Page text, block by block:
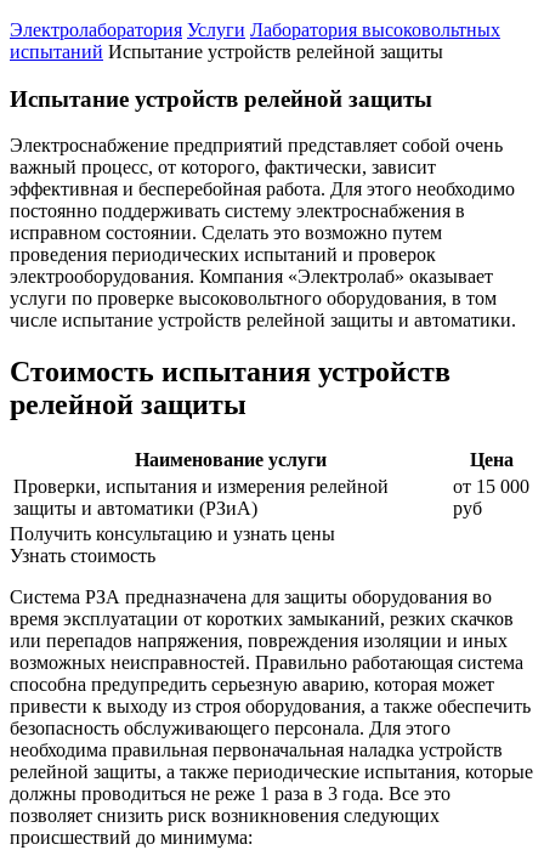
Электролаборатория Услуги Лаборатория высоковольтных
испытаний Испытание устройств релейной защиты
Испытание устройств релейной защиты
Электроснабжение предприятий представляет собой очень
важный процесс, от которого, фактически, зависит
эффективная и бесперебойная работа. Для этого необходимо
постоянно поддерживать систему электроснабжения в
исправном состоянии. Сделать это возможно путем
проведения периодических испытаний и проверок
электрооборудования. Компания «Электролаб» оказывает
услуги по проверке высоковольтного оборудования, в том
числе испытание устройств релейной защиты и автоматики.
Стоимость испытания устройств
релейной защиты
Наименование услуги
Цена
Проверки, испытания и измерения релейной
защиты и автоматики (РЗиА)
от 15 000
руб
Получить консультацию и узнать цены
Узнать стоимость
Система РЗА предназначена для защиты оборудования во
время эксплуатации от коротких замыканий, резких скачков
или перепадов напряжения, повреждения изоляции и иных
возможных неисправностей. Правильно работающая система
способна предупредить серьезную аварию, которая может
привести к выходу из строя оборудования, а также обеспечить
безопасность обслуживающего персонала. Для этого
необходима правильная первоначальная наладка устройств
релейной защиты, а также периодические испытания, которые
должны проводиться не реже 1 раза в 3 года. Все это
позволяет снизить риск возникновения следующих
происшествий до минимума: